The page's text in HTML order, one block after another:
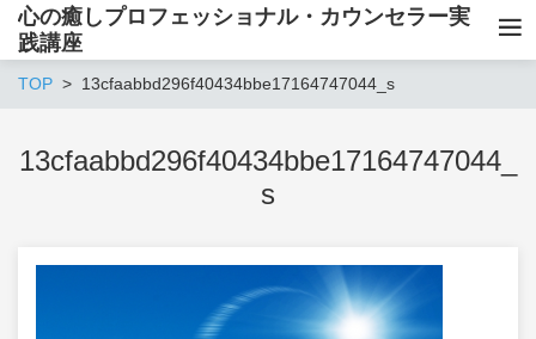
心の癒しプロフェッショナル・カウンセラー実
践講座
TOP 13cfaabbd296f40434bbe17164747044_s
13cfaabbd296f40434bbe17164747044_
s